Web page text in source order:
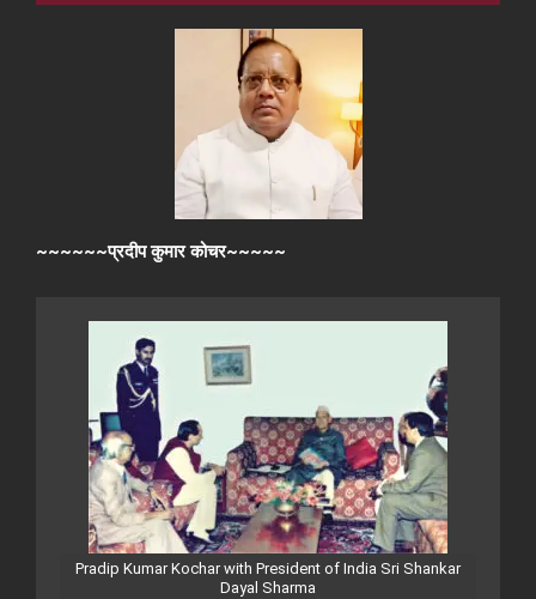
~~~~~~प्रदीप कुमार कोचर~~~~~
Pradip Kumar Kochar with President of India Sri Shankar
Dayal Sharma